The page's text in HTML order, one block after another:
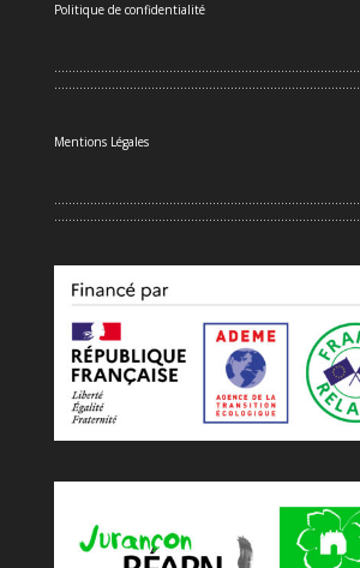
Politique de confidentialité
Mentions Légales